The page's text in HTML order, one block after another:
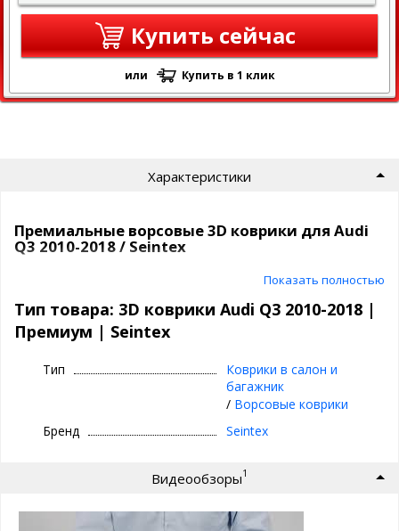
Купить сейчас
или Купить в 1 клик
Характеристики
Премиальные ворсовые 3D коврики для Audi
Q3 2010-2018 / Seintex
Текстильные 3D коврики премиум класса
| Seintex
⊕ идеальное сочетание материалов:
непромокаемый слой и антискользящее
⊕ надежно фиксируются, так как сделаны под
оригинальный крепеж, идельно повторяют
⊕ используются каждый день круглый год -
лето, осень, зима, весна
Показать полностью
Тип товара: 3D коврики Audi Q3 2010-2018 |
Премиум | Seintex
Тип
Коврики в салон и
багажник
/ Ворсовые коврики
Бренд
Seintex
Видеообзоры1